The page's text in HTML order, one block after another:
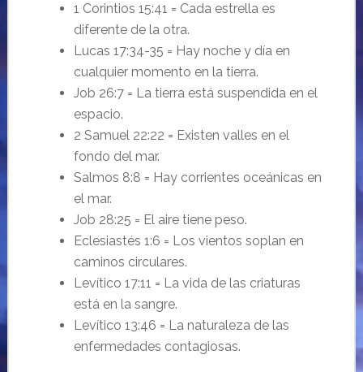
1 Corintios 15:41 = Cada estrella es
diferente de la otra.
Lucas 17:34-35 = Hay noche y día en
cualquier momento en la tierra.
Job 26:7 = La tierra está suspendida en el
espacio.
2 Samuel 22:22 = Existen valles en el
fondo del mar.
Salmos 8:8 = Hay corrientes oceánicas en
el mar.
Job 28:25 = El aire tiene peso.
Eclesiastés 1:6 = Los vientos soplan en
caminos circulares.
Levítico 17:11 = La vida de las criaturas
está en la sangre.
Levítico 13:46 = La naturaleza de las
enfermedades contagiosas.